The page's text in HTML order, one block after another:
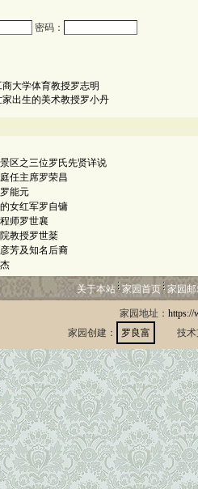
密码：
大学体育教授罗志明
家出生的美术教授罗小丹
区之三位罗氏先贤详说
任主席罗荣昌
能元
女红军罗自镛
师罗世襄
教授罗世棻
芳及知名后裔
关于本站 家园首页 家园
家园地址： https://
家园创建：
罗良富 技术